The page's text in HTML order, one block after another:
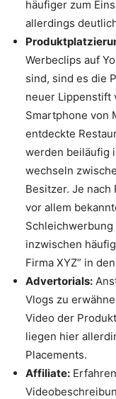
häufiger zum
allerdings
Werbeclips auf
sind, sind es die
neuer Lippenstift
Smartphone von
entdeckte
werden beiläufig
wechseln
Besitzer. Je nach
vor allem
inzwischen
Firma XYZ” in
Advertorials:
Vlogs zu
Video der
liegen hier
Placements.
Affiliate: